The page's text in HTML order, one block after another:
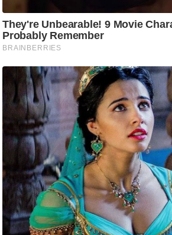
w
s
इ
फ
स्टा
इ
ल
टे
क्नॉ
लॉ
जी
ब्यू
टी